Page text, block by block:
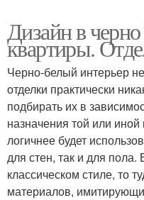
Дизайн в
квартиры.
Черно-белый интерьер
отделки практически
подбирать их в
назначения той или
логичнее будет
для стен, так и для
классическом стиле, то
материалов,